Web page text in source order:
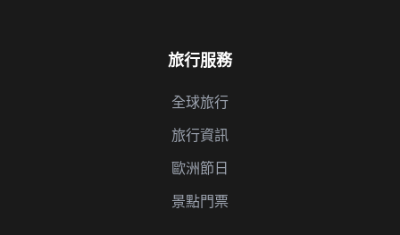
旅行服務
全球旅行
旅行資訊
歐洲節日
景點門票